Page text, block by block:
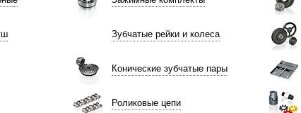
Зубчатые рейки и колеса
Конические зубчатые пары
Роликовые цепи